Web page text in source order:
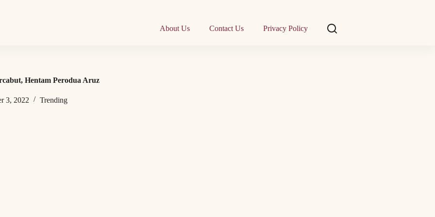
About Us Contact Us Privacy Policy
Hentam Perodua Aruz
3, 2022 Trending